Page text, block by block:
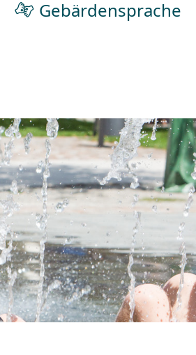
Gebärdensprache